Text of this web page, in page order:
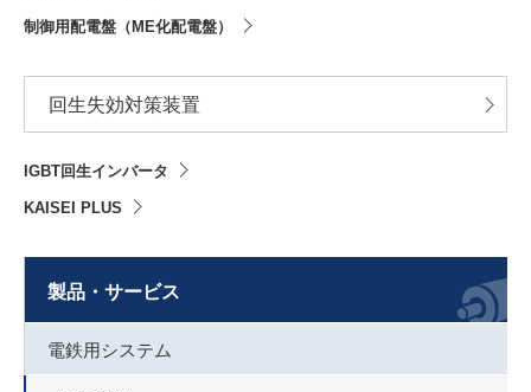
制御用配電盤（ME化配電盤）
回生失効対策装置
IGBT回生インバータ
KAISEI PLUS
製品・サービス
電鉄用システム